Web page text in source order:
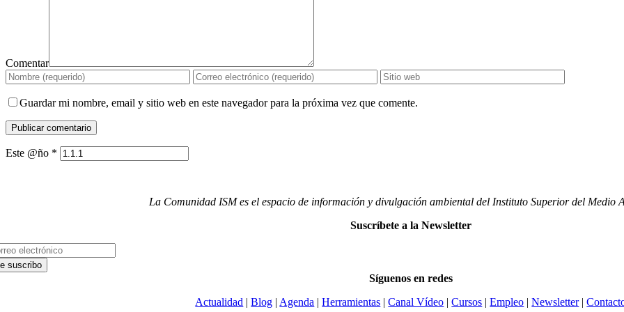
Comentar
Guardar mi nombre, email y sitio web en este navegador para la próxima vez que comente.
Este @ño *
La Comunidad ISM es el espacio de información y divulgación ambiental del Instituto Superior del Medio
Suscríbete a la Newsletter
Síguenos en redes
Actualidad |Blog | Agenda |Herramientas |Canal Vídeo |Cursos |Empleo |Newsletter|